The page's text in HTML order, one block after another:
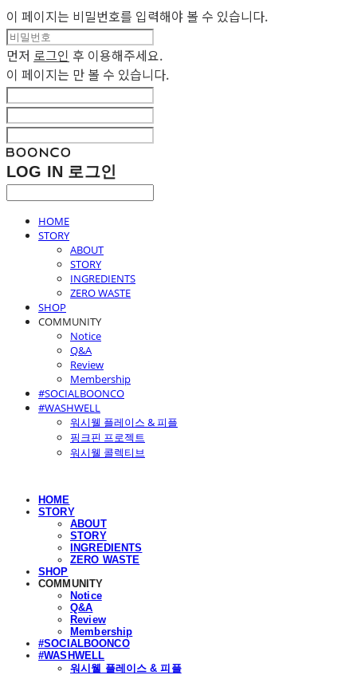
이 페이지는 비밀번호를 입력해야 볼 수 있습니다.
먼저 로그인 후 이용해주세요.
이 페이지는 만 볼 수 있습니다.
LOG IN 로그인
HOME
STORY
ABOUT
STORY
INGREDIENTS
ZERO WASTE
SHOP
COMMUNITY
Notice
Q&A
Review
Membership
#SOCIALBOONCO
#WASHWELL
워시웰 플레이스 & 피플
핑크핀 프로젝트
워시웰 콜렉티브
HOME
STORY
ABOUT
STORY
INGREDIENTS
ZERO WASTE
SHOP
COMMUNITY
Notice
Q&A
Review
Membership
#SOCIALBOONCO
#WASHWELL
워시웰 플레이스 & 피플